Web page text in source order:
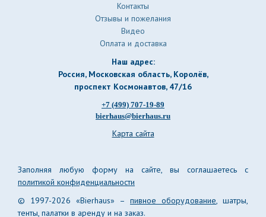
Контакты
Отзывы и пожелания
Видео
Оплата и доставка
Наш адрес:
Россия, Московская область, Королёв,
проспект Космонавтов, 47/16
+7 (499) 707-19-89
bierhaus@bierhaus.ru
Карта сайта
Заполняя любую форму на сайте, вы соглашаетесь с
политикой конфиденциальности
© 1997-2026 «Bierhaus» – пивное оборудование, шатры,
тенты, палатки в аренду и на заказ.